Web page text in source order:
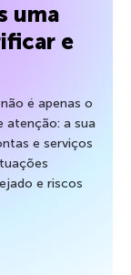
uma
e
é apenas o
atenção: a sua
e serviços
e riscos